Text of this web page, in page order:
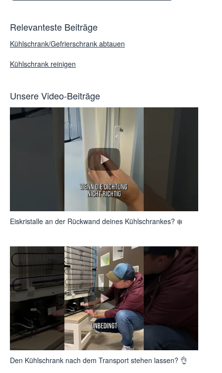
Relevanteste Beiträge
Kühlschrank/Gefrierschrank abtauen
Kühlschrank reinigen
Unsere Video-Beiträge
Eiskristalle an der Rückwand deines Kühlschrankes? ❄️
Den Kühlschrank nach dem Transport stehen lassen? 👌